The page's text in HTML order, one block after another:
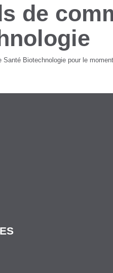
de
Biotechnologie pour le